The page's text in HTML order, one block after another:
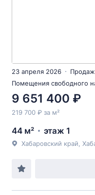
23 апреля 2026
Помещения свободного
9 651 400 ₽
219 700 ₽ за м²
44 м² этаж 1
Хабаровский край,